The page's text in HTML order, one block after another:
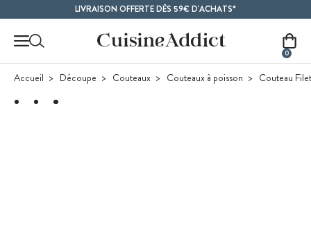
LIVRAISON OFFERTE DÈS 59€ D'ACHATS*
0
Accueil Découpe Couteaux Couteaux à poisson Couteau